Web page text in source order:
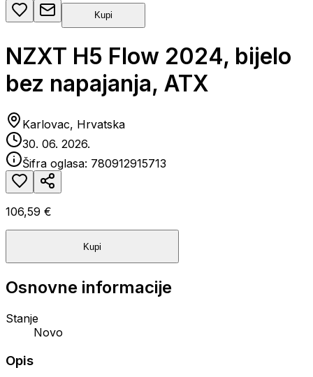
Kupi
NZXT H5 Flow 2024, bijelo
bez napajanja, ATX
Karlovac, Hrvatska
30. 06. 2026.
Šifra oglasa: 780912915713
106,59 €
Kupi
Osnovne informacije
Stanje
Novo
Opis